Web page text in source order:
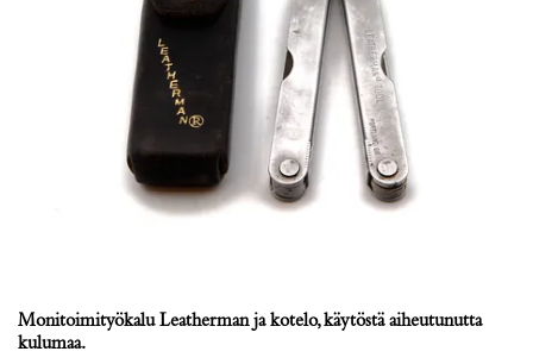
Monitoimityökalu Leatherman ja kotelo, käytöstä aiheutunutta
kulumaa.